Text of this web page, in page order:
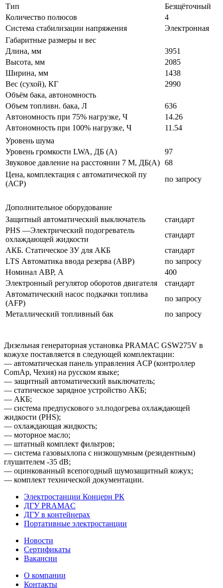
Тип
Безщёточный
Количество полюсов
4
Система стабилизации напряжения
Электронная
Габаритные размеры и вес
Длина, мм
3951
Высота, мм
2085
Ширина, мм
1438
Вес (сухой), КГ
2990
Объём бака, автономность
Объем топливн. бака, Л
636
Автономность при 75% нагрузке, Ч
14.26
Автономность при 100% нагрузке, Ч
11.54
Уровень шума
Уровень громкости LWA, ДБ (А)
97
Звуковое давление на расстоянии 7 М, ДБ(А) 68
Цена, комплектация с автоматической пу
(АСР)
по запросу
Дополнительное оборудование
Защитный автоматический выключатель
стандарт
PHS —Электрический подогреватель
охлаждающей жидкости
стандарт
АКБ. Статическое ЗУ для АКБ
стандарт
LTS Автоматика ввода резерва (АВР)
по запросу
Номинал АВР, А
400
Электронный регулятор оборотов двигателя
стандарт
Автоматический насос подкачки топлива
(AFP)
по запросу
Металлический топливный бак
по запросу
Дизельная генераторная установка PRAMAC GSW275V в
кожухе поставляется в следующей комплектации:
— автоматическая панель управления ACP (контроллер
ComAp, Чехия) на русском языке;
— защитный автоматический выключатель;
— статическое зарядное устройство АКБ;
— АКБ;
— система предпускового эл.подогрева охлаждающей
жидкости (PHS);
— охлаждающая жидкость;
— моторное масло;
— штатный комплект фильтров;
— система газовыхлопа с низкошумным (резидентным)
глушителем -35 dB;
— оцинкованный всепогодный шумозащитный кожух;
— комплект технической документации.
Электростанции Концерн РК
ДГУ PRAMAC
ДГУ в контейнерах
Портативные электростанции
Новости
Сертификаты
Вакансии
О компании
Контакты